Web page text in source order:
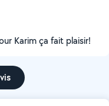
Karim ça fait plaisir!